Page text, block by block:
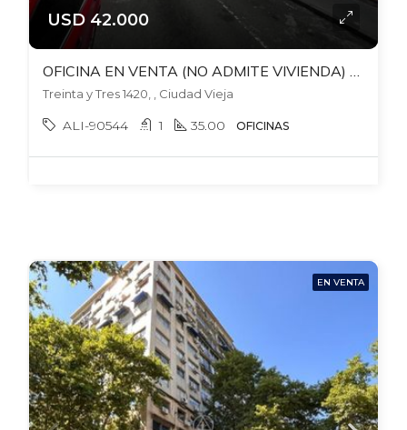
USD 42.000
Treinta y Tres 1420, , Ciudad Vieja
ALI-90544 1 35.00 OFICINAS
EN VENTA